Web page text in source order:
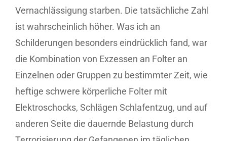
Vernachlässigung starben. Die tatsächliche Zahl
ist wahrscheinlich höher. Was ich an
Schilderungen besonders eindrücklich fand, war
die Kombination von Exzessen an Folter an
Einzelnen oder Gruppen zu bestimmter Zeit, wie
heftige schwere körperliche Folter mit
Elektroschocks, Schlägen Schlafentzug, und auf
anderen Seite die dauernde Belastung durch